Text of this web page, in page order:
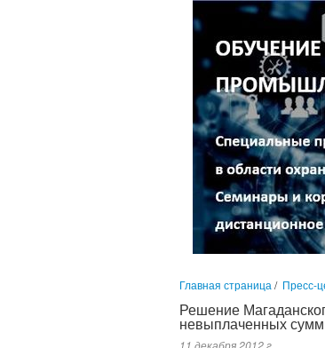
Главная страница / Пресс-
Решение
невыплаченных